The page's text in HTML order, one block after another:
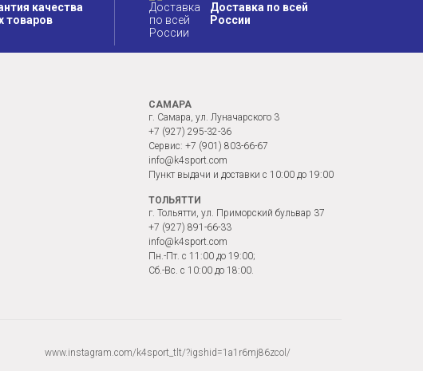
качества
товаров
Доставка по всей
России
САМАРА
г. Самара, ул. Луначарского 3
+7 (927) 295-32-36
Сервис: +7 (901) 803-66-67
info@k4sport.com
Пункт выдачи и доставки с 10:00 до 19:00
ТОЛЬЯТТИ
г. Тольятти, ул. Приморский бульвар 37
+7 (927) 891-66-33
info@k4sport.com
Пн.-Пт. с 11:00 до 19:00;
Сб.-Вс. с 10:00 до 18:00.
www.instagram.com/k4sport_tlt/?igshid=1a1r6mj86zcol/